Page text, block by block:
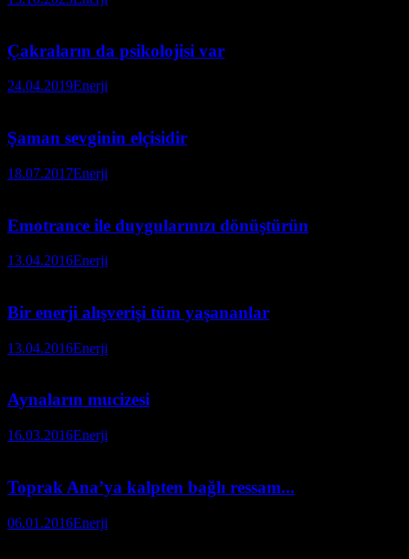
Çakraların da psikolojisi var
24.04.2019Enerji
Şaman sevginin elçisidir
18.07.2017Enerji
Emotrance ile duygularınızı dönüştürün
13.04.2016Enerji
Bir enerji alışverişi tüm yaşananlar
13.04.2016Enerji
Aynaların mucizesi
16.03.2016Enerji
Toprak Ana’ya kalpten bağlı ressam...
06.01.2016Enerji